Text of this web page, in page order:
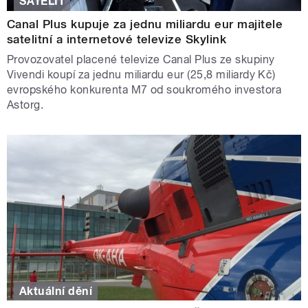
Canal Plus kupuje za jednu miliardu eur majitele
satelitní a internetové televize Skylink
Provozovatel placené televize Canal Plus ze skupiny
Vivendi koupí za jednu miliardu eur (25,8 miliardy Kč)
evropského konkurenta M7 od soukromého investora
Astorg.
Aktuální dění